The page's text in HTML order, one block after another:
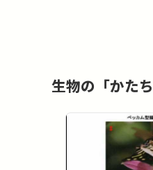
生物の「かた